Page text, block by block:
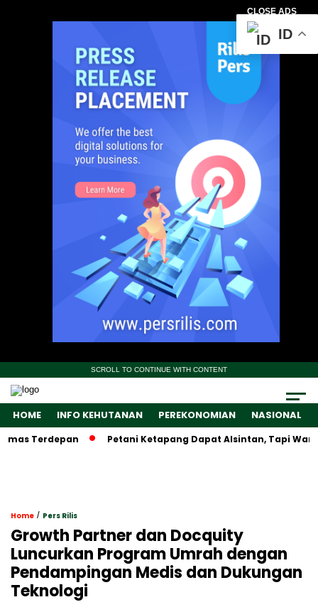
CLOSE ADS
SCROLL TO CONTINUE WITH CONTENT
HOME INFO KEHUTANAN PEREKONOMIAN NASIONAL
Terdepan Petani Ketapang Dapat Alsintan, Tapi
Home / Pers Rilis
Growth Partner dan Docquity
Luncurkan Program Umrah dengan
Pendampingan Medis dan Dukungan
Teknologi
ID